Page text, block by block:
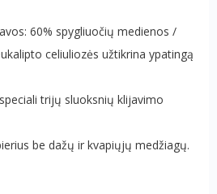
60% spygliuočių medienos /
celiuliozės užtikrina ypatingą
trijų sluoksnių klijavimo
be dažų ir kvapiųjų medžiagų.